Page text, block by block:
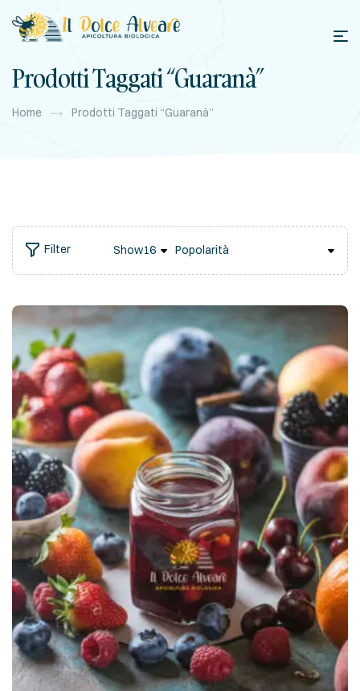
Prodotti Taggati “guaranà”
Home Prodotti Taggati “guaranà”
Filter Show